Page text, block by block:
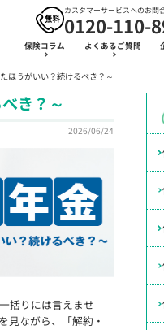
カスタマーサービスへのお問
0120-110-
保険コラム よくあるご質問
ほうがいい？続けるべき？～
き？～
2026/06/24
括りには言えませ
見ながら、「解約・